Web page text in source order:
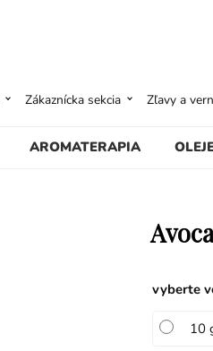
AROMATERAPIA
Zákaznícka sekcia Zľavy a
vyberte
10